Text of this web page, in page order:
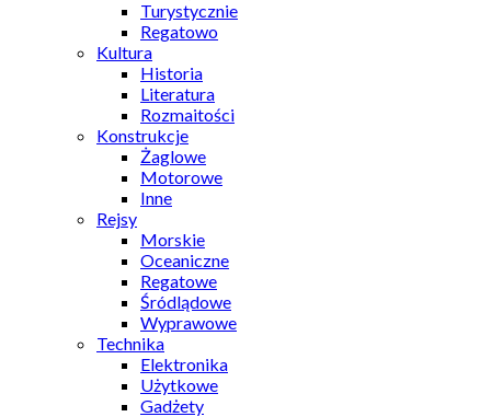
Turystycznie
Regatowo
Kultura
Historia
Literatura
Rozmaitości
Konstrukcje
Żaglowe
Motorowe
Inne
Rejsy
Morskie
Oceaniczne
Regatowe
Śródlądowe
Wyprawowe
Technika
Elektronika
Użytkowe
Gadżety